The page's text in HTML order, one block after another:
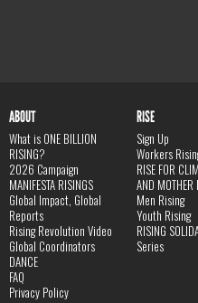
ABOUT
What is ONE BILLION
RISING?
2026 Campaign
MANIFESTA RISINGS
Global Impact, Global
Reports
Rising Revolution Video
Global Coordinators
DANCE
FAQ
Privacy Policy
RISE
Sign Up
Workers
RISE FOR
AND MOTHER
Men Rising
Youth Rising
RISING
Series